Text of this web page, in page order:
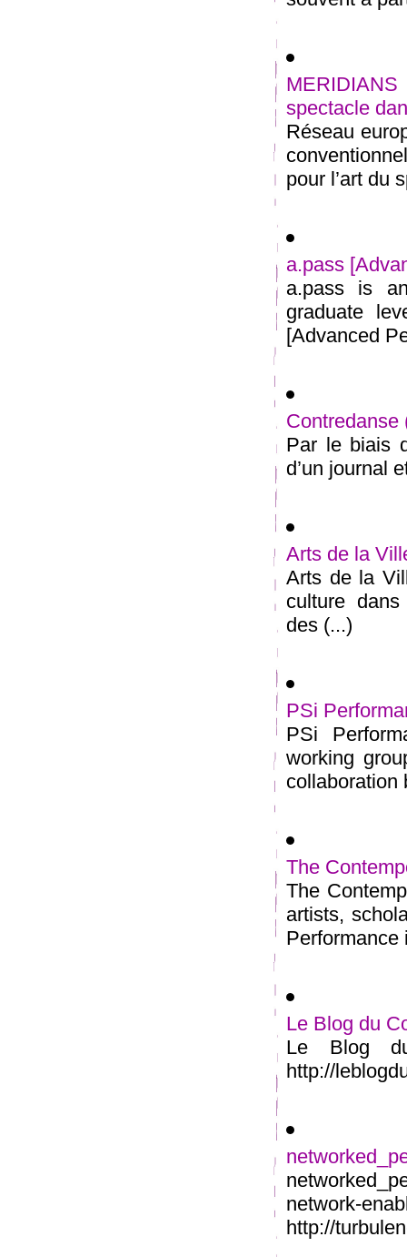
spectacle
Réseau
pour l’art du
a.pass
a.pass is
graduate
[Advanced
Contredanse
Par le biais
d’un journal
Arts de la
Arts de la
culture
des (...)
PSi
PSi
working
collaboration
The
The
artists,
Performance
Le Blog du
Le Blog
http://
http://